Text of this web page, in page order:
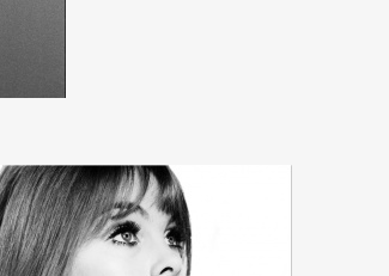
Pen international